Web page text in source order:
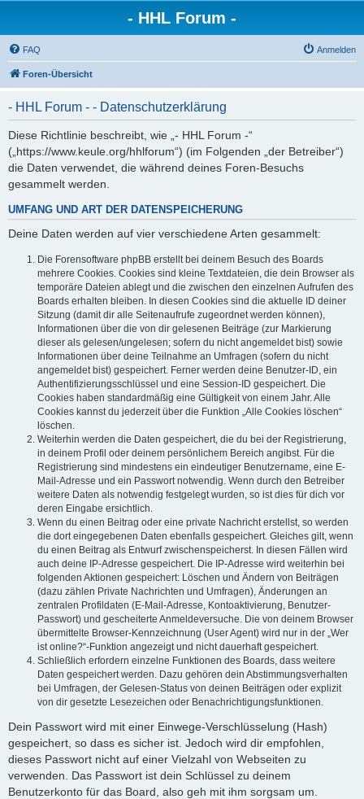
- HHL Forum -
FAQ Anmelden
Foren-Übersicht
- HHL Forum - - Datenschutzerklärung
Diese Richtlinie beschreibt, wie „- HHL Forum -“
(„https://www.keule.org/hhlforum“) (im Folgenden „der Betreiber“)
die Daten verwendet, die während deines Foren-Besuchs
gesammelt werden.
UMFANG UND ART DER DATENSPEICHERUNG
Deine Daten werden auf vier verschiedene Arten gesammelt:
Die Forensoftware phpBB erstellt bei deinem Besuch des Boards
mehrere Cookies. Cookies sind kleine Textdateien, die dein Browser als
temporäre Dateien ablegt und die zwischen den einzelnen Aufrufen des
Boards erhalten bleiben. In diesen Cookies sind die aktuelle ID deiner
Sitzung (damit dir alle Seitenaufrufe zugeordnet werden können),
Informationen über die von dir gelesenen Beiträge (zur Markierung
dieser als gelesen/ungelesen; sofern du nicht angemeldet bist) sowie
Informationen über deine Teilnahme an Umfragen (sofern du nicht
angemeldet bist) gespeichert. Ferner werden deine Benutzer-ID, ein
Authentifizierungsschlüssel und eine Session-ID gespeichert. Die
Cookies haben standardmäßig eine Gültigkeit von einem Jahr. Alle
Cookies kannst du jederzeit über die Funktion „Alle Cookies löschen“
löschen.
Weiterhin werden die Daten gespeichert, die du bei der Registrierung,
in deinem Profil oder deinem persönlichem Bereich angibst. Für die
Registrierung sind mindestens ein eindeutiger Benutzername, eine E-
Mail-Adresse und ein Passwort notwendig. Wenn durch den Betreiber
weitere Daten als notwendig festgelegt wurden, so ist dies für dich vor
deren Eingabe ersichtlich.
Wenn du einen Beitrag oder eine private Nachricht erstellst, so werden
die dort eingegebenen Daten ebenfalls gespeichert. Gleiches gilt, wenn
du einen Beitrag als Entwurf zwischenspeicherst. In diesen Fällen wird
auch deine IP-Adresse gespeichert. Die IP-Adresse wird weiterhin bei
folgenden Aktionen gespeichert: Löschen und Ändern von Beiträgen
(dazu zählen Private Nachrichten und Umfragen), Änderungen an
zentralen Profildaten (E-Mail-Adresse, Kontoaktivierung, Benutzer-
Passwort) und gescheiterte Anmeldeversuche. Die von deinem Browser
übermittelte Browser-Kennzeichnung (User Agent) wird nur in der „Wer
ist online?“-Funktion angezeigt und nicht dauerhaft gespeichert.
Schließlich erfordern einzelne Funktionen des Boards, dass weitere
Daten gespeichert werden. Dazu gehören dein Abstimmungsverhalten
bei Umfragen, der Gelesen-Status von deinen Beiträgen oder explizit
von dir gesetzte Lesezeichen oder Benachrichtigungsfunktionen.
Dein Passwort wird mit einer Einwege-Verschlüsselung (Hash)
gespeichert, so dass es sicher ist. Jedoch wird dir empfohlen,
dieses Passwort nicht auf einer Vielzahl von Webseiten zu
verwenden. Das Passwort ist dein Schlüssel zu deinem
Benutzerkonto für das Board, also geh mit ihm sorgsam um.